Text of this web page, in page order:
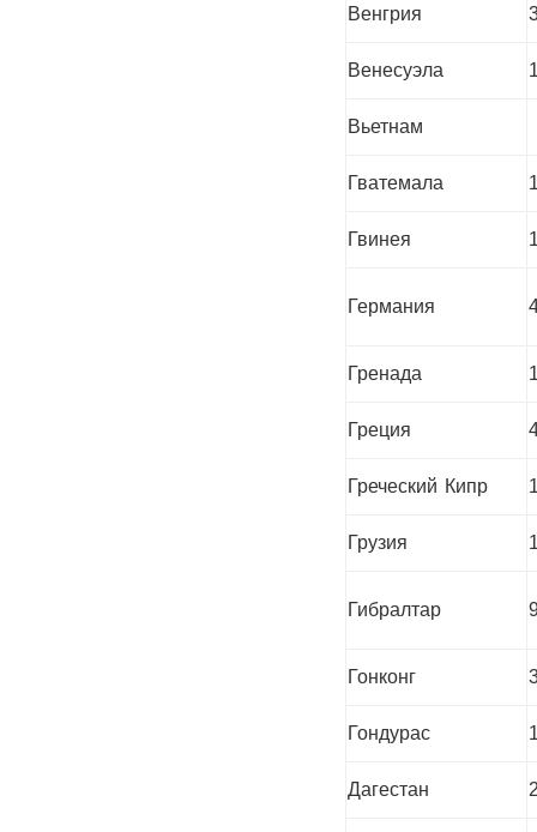
Венгрия
Венесуэла
Вьетнам
Гватемала
Гвинея
Германия
Гренада
Греция
Греческий Кипр
Грузия
Гибралтар
Гонконг
Гондурас
Дагестан